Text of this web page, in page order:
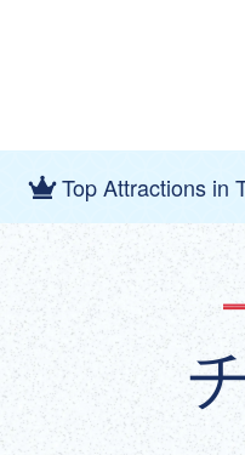
Top Attractions in